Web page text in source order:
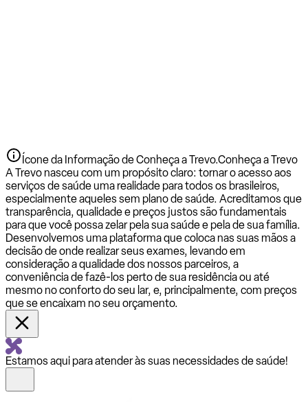
Ícone da Informação de Conheça a Trevo.Conheça a Trevo
A Trevo nasceu com um propósito claro: tornar o acesso aos
serviços de saúde uma realidade para todos os brasileiros,
especialmente aqueles sem plano de saúde. Acreditamos que
transparência, qualidade e preços justos são fundamentais
para que você possa zelar pela sua saúde e pela de sua família.
Desenvolvemos uma plataforma que coloca nas suas mãos a
decisão de onde realizar seus exames, levando em
consideração a qualidade dos nossos parceiros, a
conveniência de fazê-los perto de sua residência ou até
mesmo no conforto do seu lar, e, principalmente, com preços
que se encaixam no seu orçamento.
Estamos aqui para atender às suas necessidades de saúde!